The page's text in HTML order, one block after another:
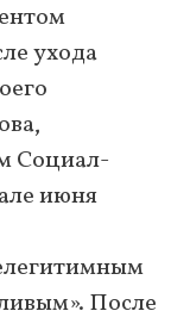
ухода
Социал-
июня
После